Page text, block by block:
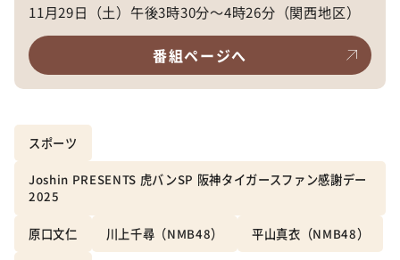
11月29日（土）午後3時30分～4時26分（関西地区）
番組ページへ
スポーツ
Joshin PRESENTS 虎バンSP 阪神タイガースファン感謝デー
2025
原口文仁 川上千尋（NMB48） 平山真衣（NMB48）